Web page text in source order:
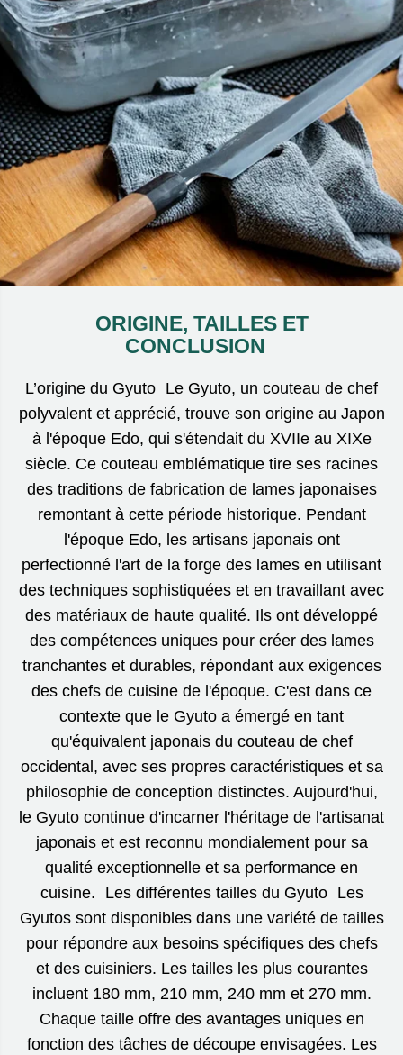
ORIGINE, TAILLES ET
CONCLUSION
L’origine du Gyuto Le Gyuto, un couteau de chef
polyvalent et apprécié, trouve son origine au Japon
à l'époque Edo, qui s'étendait du XVIIe au XIXe
siècle. Ce couteau emblématique tire ses racines
des traditions de fabrication de lames japonaises
remontant à cette période historique. Pendant
l'époque Edo, les artisans japonais ont
perfectionné l'art de la forge des lames en utilisant
des techniques sophistiquées et en travaillant avec
des matériaux de haute qualité. Ils ont développé
des compétences uniques pour créer des lames
tranchantes et durables, répondant aux exigences
des chefs de cuisine de l'époque. C'est dans ce
contexte que le Gyuto a émergé en tant
qu'équivalent japonais du couteau de chef
occidental, avec ses propres caractéristiques et sa
philosophie de conception distinctes. Aujourd'hui,
le Gyuto continue d'incarner l'héritage de l'artisanat
japonais et est reconnu mondialement pour sa
qualité exceptionnelle et sa performance en
cuisine. Les différentes tailles du Gyuto Les
Gyutos sont disponibles dans une variété de tailles
pour répondre aux besoins spécifiques des chefs
et des cuisiniers. Les tailles les plus courantes
incluent 180 mm, 210 mm, 240 mm et 270 mm.
Chaque taille offre des avantages uniques en
fonction des tâches de découpe envisagées. Les